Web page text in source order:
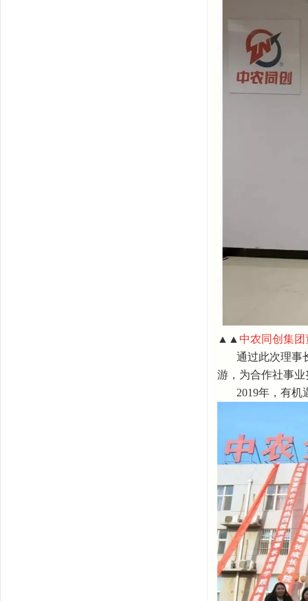
▲▲ 中农同创集
通过此次理事
游，为合作社事
2019年，有机